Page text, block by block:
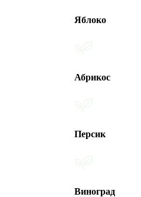
Виноград